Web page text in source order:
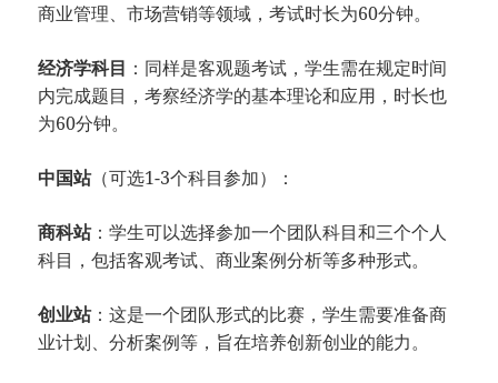
商业管理、市场营销等领域，考试时长为60分钟。
经济学科目 ：同样是客观题考试，学生需在规定时间
内完成题目，考察经济学的基本理论和应用，时长也
为60分钟。
中国站（可选1-3个科目参加）：
商科站：学生可以选择参加一个团队科目和三个个人
科目，包括客观考试、商业案例分析等多种形式。
创业站：这是一个团队形式的比赛，学生需要准备商
业计划、分析案例等，旨在培养创新创业的能力。